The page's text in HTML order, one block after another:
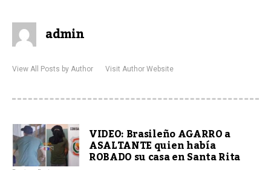
admin
View All Posts by Author Visit Author Website
VIDEO: Brasileño AGARRO a
ASALTANTE quien había
ROBADO su casa en Santa Rita